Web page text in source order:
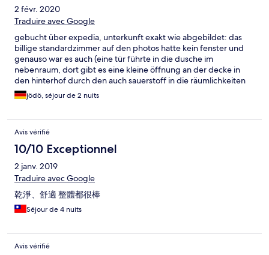
2 févr. 2020
Traduire avec Google
gebucht über expedia, unterkunft exakt wie abgebildet: das
billige standardzimmer auf den photos hatte kein fenster und
genauso war es auch (eine tür führte in die dusche im
nebenraum, dort gibt es eine kleine öffnung an der decke in
den hinterhof durch den auch sauerstoff in die räumlichkeiten
gelangen kann), das zimmer ist direkt neben der küche so das
man morgends keinen weckdienst braucht denn das erledigen
dünne tür hört man die geschäftige küchenbenutzung und
kann durch die nase heiter mitraten was gerade zum frühstück
zubereitet wird. auf den zimmern soll man nicht essen, trinken
und keine tiere mitbringen - an letzteres hielt sich die
vermieterin selber nicht als ihre zwei dackel munter durch die
bude wuselten bevor sie sie in ihr auto verwies. ausreichend
sauber, das innere der wohnung ist liebevoll gestaltet. die
dusche ist schön kräftig und sofort warm. gemütlich fand ich es
insgesamt nicht und für die lage zu teuer. wer sonnenlicht und
frech finde ich die ansage "kostenlose parkplätze": es gibt
genau einen der zum grundstück gehört. und auf der engen
jödö, séjour de 2 nuits
Avis vérifié
10/10 Exceptionnel
2 janv. 2019
Traduire avec Google
乾淨、舒適 整體都很棒
Séjour de 4 nuits
Avis vérifié